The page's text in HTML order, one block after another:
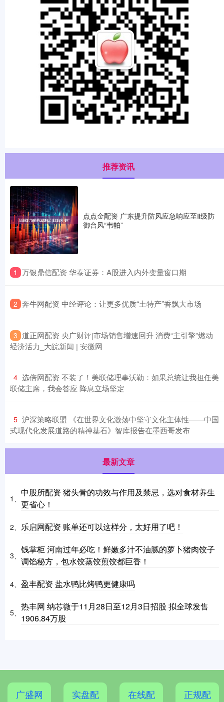
推荐资讯
点点金配资 广东提升防风应急响应至Ⅱ级防
御台风“韦帕”
1 ​万银鼎信配资 华泰证券：A股进入内外变量窗口期
2 ​奔牛网配资 中经评论：让更多优质“土特产”香飘大市场
3 ​道正网配资 央广财评|市场销售增速回升 消费“主引擎”燃动
经济活力_大皖新闻 | 安徽网
4 ​选倍网配资 不装了！美联储理事沃勒：如果总统让我担任美
联储主席，我会答应 降息立场坚定
5 ​沪深策略联盟 《在世界文化激荡中坚守文化主体性——中国
式现代化发展道路的精神基石》智库报告在墨西哥发布
最新文章
1、
中股所配资 猪头骨的功效与作用及禁忌，选对食材养生
更省心！
2、 乐启网配资 账单还可以这样分，太好用了吧！
3、
钱掌柜 河南过年必吃！鲜嫩多汁不油腻的萝卜猪肉饺子
调馅秘方，包水饺蒸饺煎饺都巨香！
4、 盈丰配资 盐水鸭比烤鸭更健康吗
5、
热丰网 纳芯微于11月28日至12月3日招股 拟全球发售
1906.84万股
广盛网
实盘配
在线配
正规配